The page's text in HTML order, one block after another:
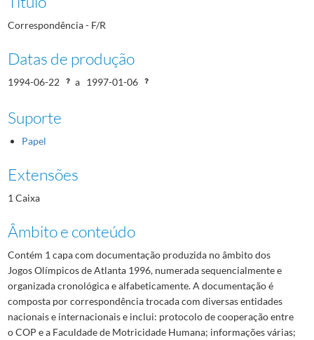
Correspondência - F/R
Datas de produção
1994-06-22 a 1997-01-06
Suporte
Papel
Extensões
1 Caixa
Âmbito e conteúdo
Contém 1 capa com documentação produzida no âmbito dos
Jogos Olímpicos de Atlanta 1996, numerada sequencialmente e
organizada cronológica e alfabeticamente. A documentação é
composta por correspondência trocada com diversas entidades
nacionais e internacionais e inclui: protocolo de cooperação entre
o COP e a Faculdade de Motricidade Humana; informações várias;